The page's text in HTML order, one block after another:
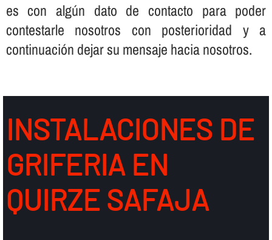
es con algún dato de contacto para poder
contestarle nosotros con posterioridad y a
continuación dejar su mensaje hacia nosotros.
INSTALACIONES DE
GRIFERIA EN
QUIRZE SAFAJA